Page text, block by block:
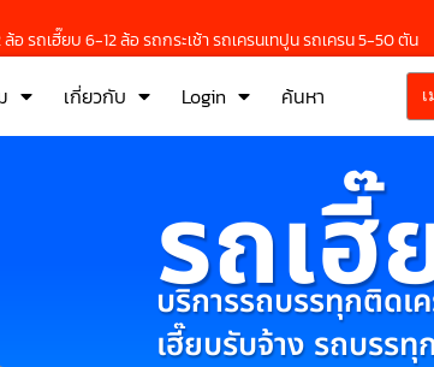
อ รถเฮี๊ยบ 6-12 ล้อ รถกระเช้า รถเครนเทปูน รถเครน 5-50 ตัน
เกี่ยวกับ Login ค้นหา
รถเฮี๊
บริการรถบรรทุกติดเ
เฮี๊ยบรับจ้าง รถบรรทุ